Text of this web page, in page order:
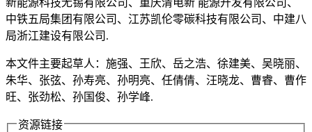
新能源科技无锡有限公司、重庆清电新 能源开发有限公司、
中铁五局集团有限公司、江苏凯伦零碳科技有限公司、中建八
局浙江建设有限公司.
本文件主要起草人：施强、王欣、岳之浩、徐建美、吴晓丽、
朱华、张弦、孙寿亮、孙明亮、任倩倩、汪晓龙、曹睿、曹作
旺、张劲松、孙国俊、孙学峰.
资源链接